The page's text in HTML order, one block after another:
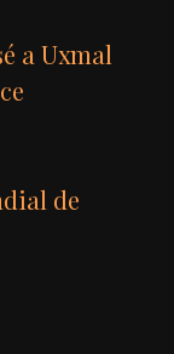
a Uxmal
de